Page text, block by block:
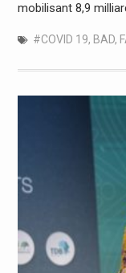
mobilisant 8,9
#COVID 19, BAD,